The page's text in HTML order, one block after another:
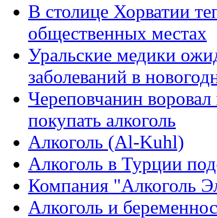
В столице Хорватии
общественных местах
Уральские медики
заболеваний в
Череповчанин
покупать алкоголь
Алкоголь (Al-Kuhl)
Алкоголь в Турции
Компания "Алкоголь
Алкоголь и